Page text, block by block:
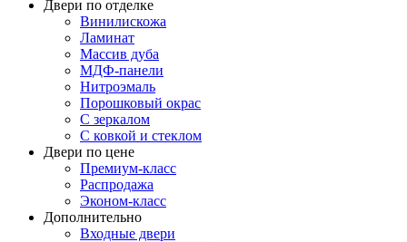
Двери по отделке
Винилискожа
Ламинат
Массив дуба
МДФ-панели
Нитроэмаль
Порошковый окрас
С зеркалом
С ковкой и стеклом
Двери по цене
Премиум-класс
Распродажа
Эконом-класс
Дополнительно
Входные двери